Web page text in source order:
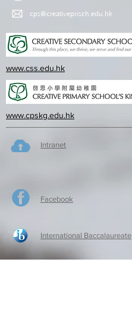
cps@creativeprisch.edu.hk
www.css.edu.hk
www.cpskg.edu.hk
Intranet
Facebook
International Baccalaureate